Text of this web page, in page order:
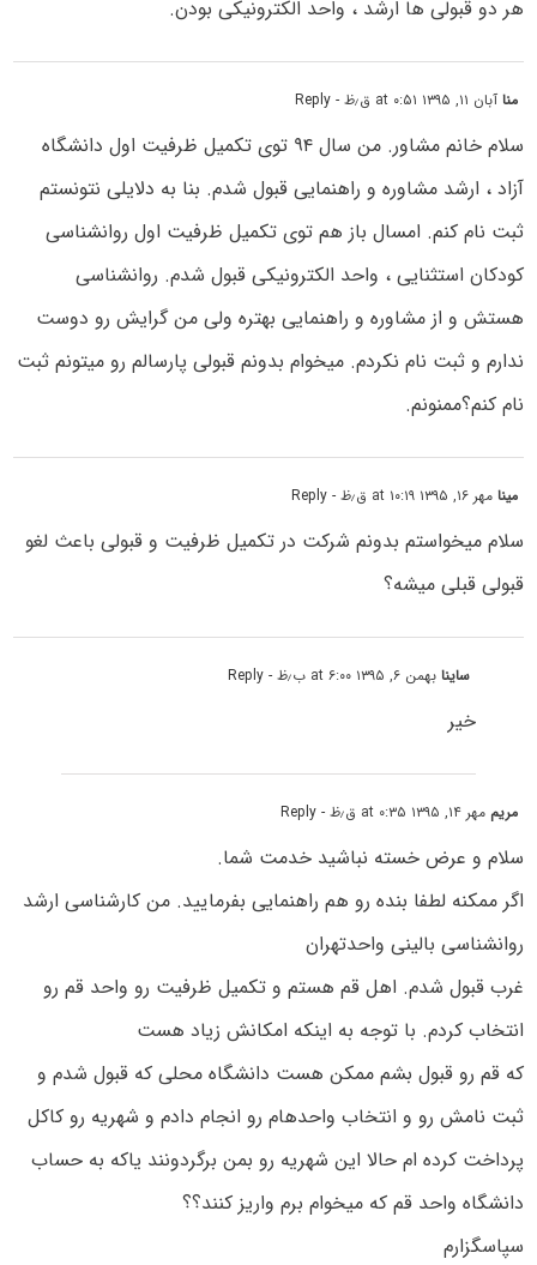
هر دو قبولی ها ارشد ، واحد الکترونیکی بودن.
مناآبان ۱۱, ۱۳۹۵ at ۰:۵۱ ق٫ظ - Reply
سلام خانم مشاور. من سال ۹۴ توی تکمیل ظرفیت اول دانشگاه
آزاد ، ارشد مشاوره و راهنمایی قبول شدم. بنا به دلایلی نتونستم
ثبت نام کنم. امسال باز هم توی تکمیل ظرفیت اول روانشناسی
کودکان استثنایی ، واحد الکترونیکی قبول شدم. روانشناسی
هستش و از مشاوره و راهنمایی بهتره ولی من گرایش رو دوست
ندارم و ثبت نام نکردم. میخوام بدونم قبولی پارسالم رو میتونم ثبت
نام کنم؟ممنونم.
مینامهر ۱۶, ۱۳۹۵ at ۱۰:۱۹ ق٫ظ - Reply
سلام میخواستم بدونم شرکت در تکمیل ظرفیت و قبولی باعث لغو
قبولی قبلی میشه؟
ساینابهمن ۶, ۱۳۹۵ at ۶:۰۰ ب٫ظ - Reply
خیر
مریم مهر ۱۴, ۱۳۹۵ at ۰:۳۵ ق٫ظ - Reply
سلام و عرض خسته نباشید خدمت شما.
اگر ممکنه لطفا بنده رو هم راهنمایی بفرمایید. من کارشناسی ارشد
روانشناسی بالینی واحدتهران
غرب قبول شدم. اهل قم هستم و تکمیل ظرفیت رو واحد قم رو
انتخاب کردم. با توجه به اینکه امکانش زیاد هست
که قم رو قبول بشم ممکن هست دانشگاه محلی که قبول شدم و
ثبت نامش رو و انتخاب واحدهام رو انجام دادم و شهریه رو کاکل
پرداخت کرده ام حالا این شهریه رو بمن برگردونند یاکه به حساب
دانشگاه واحد قم که میخوام برم واریز کنند؟؟
سپاسگزارم